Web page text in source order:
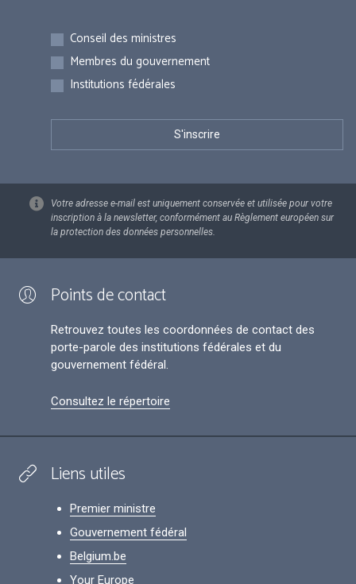
Inscriptions
Conseil des ministres
Membres du gouvernement
Institutions fédérales
Votre adresse e-mail est uniquement conservée et utilisée pour votre
inscription à la newsletter, conformément au Règlement européen sur
la protection des données personnelles.
Points de contact
Retrouvez toutes les coordonnées de contact des
porte-parole des institutions fédérales et du
gouvernement fédéral.
Consultez le répertoire
Liens utiles
Premier ministre
Gouvernement fédéral
Belgium.be
Your Europe